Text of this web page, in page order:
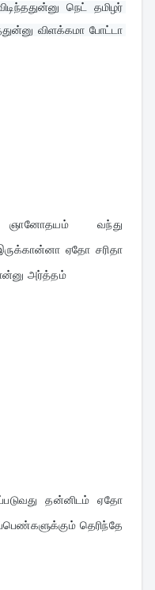
நெட் தமிழர்
விளக்கமா போட்டா
ஞானோதயம் வந்து
ஏதோ சரிதா
அர்த்தம்
தன்னிடம் ஏதோ
தெரிந்தே